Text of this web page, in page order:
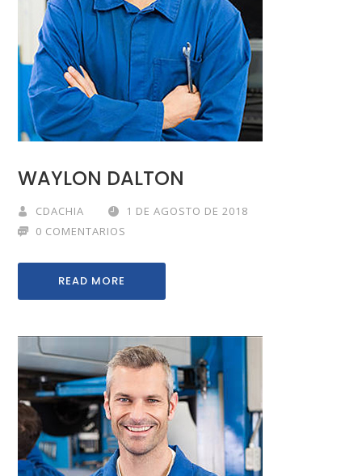
WAYLON DALTON
CDACHIA
1 DE AGOSTO DE 2018
0 COMENTARIOS
READ MORE